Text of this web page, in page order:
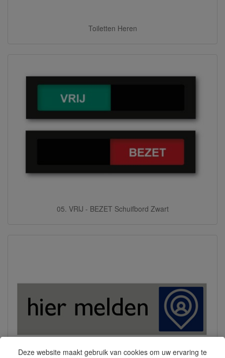
Deze website maakt gebruik van cookies om uw ervaring te
Toiletten Heren
05. VRIJ - BEZET Schuifbord Zwart